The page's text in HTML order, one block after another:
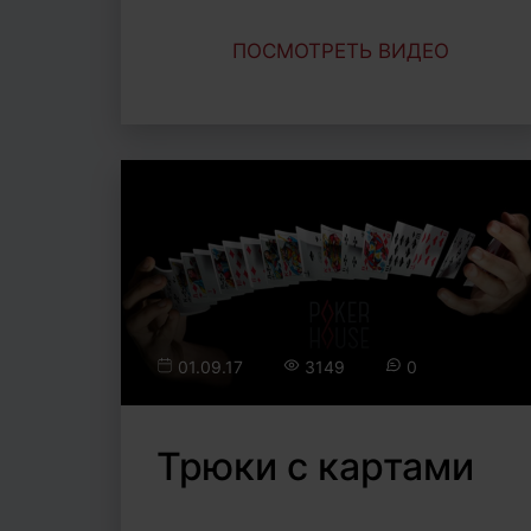
ПОСМОТРЕТЬ ВИДЕО
01.09.17 3149 0
Трюки с картами